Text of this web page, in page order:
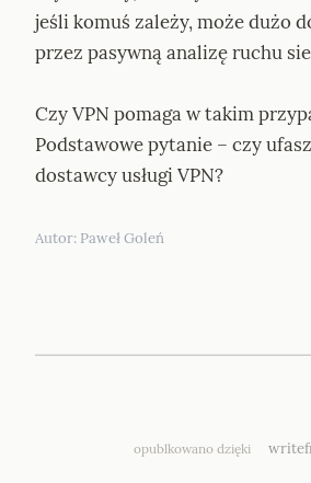
jeśli komuś zależy, może dużo
przez pasywną analizę ruchu
Czy VPN pomaga w takim
Podstawowe pytanie – czy
dostawcy usługi VPN?
Autor: Paweł Goleń
opublkowano dzięki